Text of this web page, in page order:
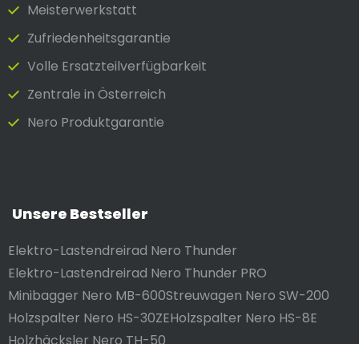
Meister­werkstatt
Zufrieden­heits­garantie
Volle Ersatzteilverfügbarkeit
Zentrale in Österreich
Nero Produktgarantie
Unsere Bestseller
Elektro-Lastendreirad Nero Thunder
Elektro-Lastendreirad Nero Thunder PRO
Minibagger Nero MB-600Streuwagen Nero SW-200
Holzspalter Nero HS-30ZEHolzspalter Nero HS-8E